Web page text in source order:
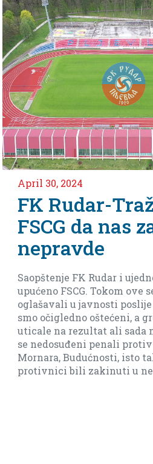
April 30, 2024
FK Rudar-
FSCG da nas
nepravde
Saopštenje FK Rudar i
upućeno FSCG. Tokom ove
oglašavali u javnosti
smo očigledno oštećeni, a
uticale na rezultat ali sada
se nedosuđeni penali
Mornara, Budućnosti, isto
protivnici bili zakinuti u